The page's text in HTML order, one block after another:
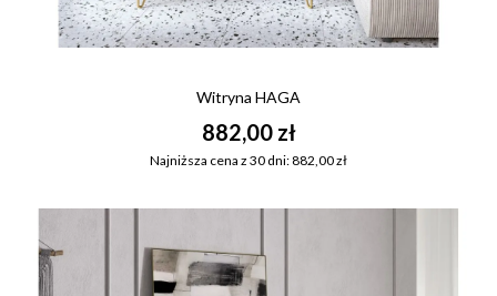
Witryna HAGA
882,00 zł
Najniższa cena z 30 dni: 882,00 zł